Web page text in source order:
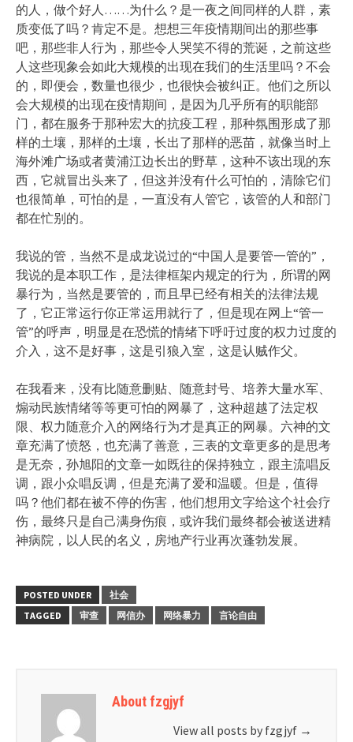
的人，做个好人……为什么？是一夜之间同样的人群，素
质变低了吗？肯定不是。想想三年疫情期间出的那些事
吧，那些非人行为，那些令人哭笑不得的荒诞，之前这些
人这些现象会如此大规模的出现在我们的生活里吗？不会
的，即便会，数量也很少，也很快会被纠正。他们之所以
会大规模的出现在疫情期间，是因为几乎所有的职能部
门，都在服务于那种宏大的抗疫工程，那种氛围形成了那
样的土壤，那样的土壤，长出了那样的恶苗，就像当时上
海外滩广场或者黄浦江边长出的野草，这种不该出现的东
西，它就冒出头来了，但这并没有什么可怕的，清除它们
也很简单，可怕的是，一直没有人管它，该管的人和部门
都在忙别的。
我说的管，当然不是成龙说过的“中国人是要管一管的”，
我说的是本职工作，是法律框架内规定的行为，所谓的网
暴行为，当然是要管的，而且早已经有相关的法律法规
了，它正常运行你正常运用就行了，但是现在网上“管一
管”的呼声，明显是在恐慌的情绪下呼吁过度的权力过度的
介入，这不是好事，这是引狼入室，这是认贼作父。
在我看来，没有比随意删贴、随意封号、培养大量水军、
煽动民族情绪等等更可怕的网暴了，这种超越了法定权
限、权力随意介入的网络行为才是真正的网暴。六神的文
章充满了愤怒，也充满了善意，三表的文章更多的是思考
是无奈，孙旭阳的文章一如既往的保持独立，跟主流唱反
调，跟小众唱反调，但是充满了爱和温暖。但是，值得
吗？他们都在被不停的伤害，他们想用文字给这个社会疗
伤，最终只是自己满身伤痕，或许我们最终都会被送进精
神病院，以人民的名义，房地产行业再次蓬勃发展。
POSTED UNDER
社会
TAGGED
审查 网信办 网络暴力 言论自由
About fzgjyf
View all posts by fzgjyf →